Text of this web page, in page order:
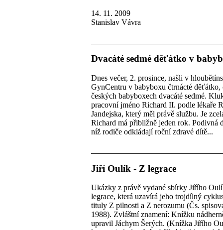
14. 11. 2009
Stanislav Vávra
Dvacáté sedmé děťátko v
Dnes večer, 2. prosince, našli v
GynCentru v babyboxu čtrnácté děťátko,
českých babyboxech dvacáté sedmé.
pracovní jméno Richard II. podle lékaře
Jandejska, který měl právě službu. Je
Richard má přibližně jeden rok. Podivná
níž rodiče odkládají roční zdravé dítě...
Jiří Oulík - Z legrace
Ukázky z právě vydané sbírky Jiřího
legrace, která uzavírá jeho trojdílný
tituly Z pilnosti a Z nerozumu (Čs.
1988). Zvláštní znamení: Knížku
upravil Jáchym Šerých. (Knížka Jiřího